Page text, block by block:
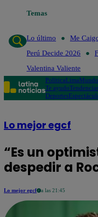
TemasLo último
Lo último
Me
Perú Decide 2026
Valentina Valiente
PolíticaLimaMundo
Te ayudo
Deportes
Lo mejor egcf
“Es un
despedir a
Lo mejor egcf a las 21:45